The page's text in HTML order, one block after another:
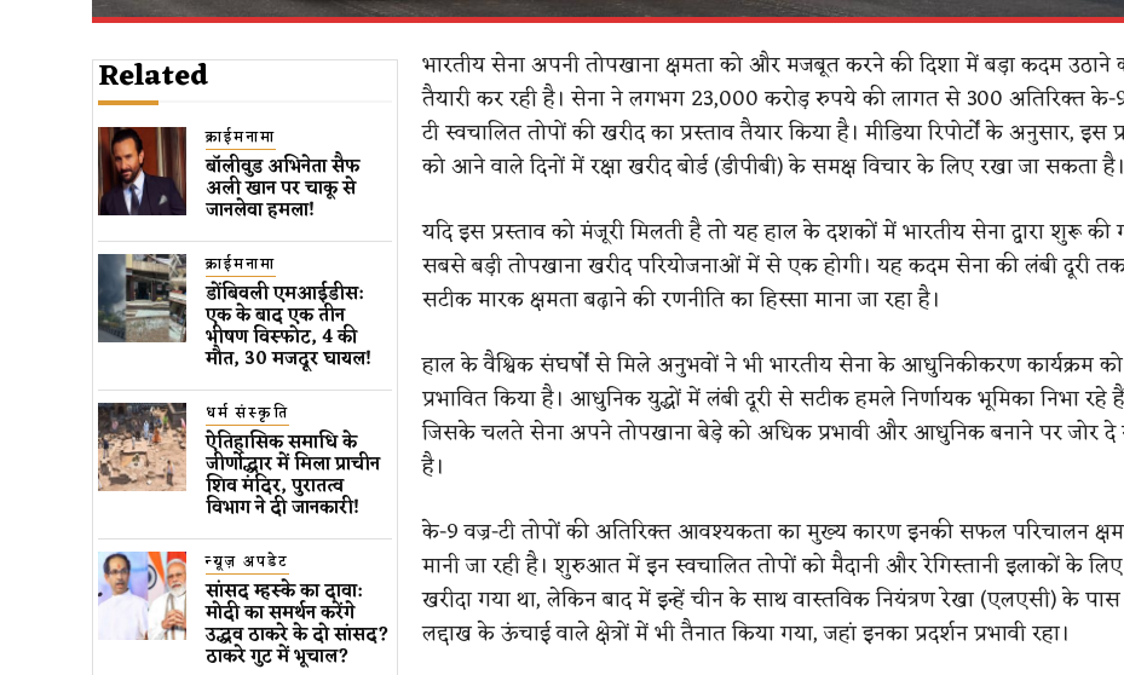
Related
क्राईमनामा
बॉलीवुड​ अभिनेता सैफ
अली खान पर चाकू से ​
जानलेवा हमला​!
क्राईमनामा
डोंबिवली एमआईडीस:
एक के बाद एक तीन
भीषण विस्फोट, 4 की
मौत, 30 मजदूर घायल!
धर्म संस्कृति
ऐतिहासिक समाधि के
जीर्णोद्धार में मिला प्राचीन
शिव मंदिर, पुरातत्व
विभाग ने दी जानकारी!
न्यूज़ अपडेट
सांसद म्हस्के का दावा:
मोदी का समर्थन करेंगे
उद्धव ठाकरे के दो सांसद?
ठाकरे गुट में भूचाल?
भारतीय सेना अपनी तोपखाना क्षमता को और मजबूत करने की दिशा में बड़ा कदम उठाने
तैयारी कर रही है। सेना ने लगभग 23,000 करोड़ रुपये की लागत से 300 अतिरिक्त के-
टी स्वचालित तोपों की खरीद का प्रस्ताव तैयार किया है। मीडिया रिपोर्टों के अनुसार, इस
को आने वाले दिनों में रक्षा खरीद बोर्ड (डीपीबी) के समक्ष विचार के लिए रखा जा सकता है।
यदि इस प्रस्ताव को मंजूरी मिलती है तो यह हाल के दशकों में भारतीय सेना द्वारा शुरू की
सबसे बड़ी तोपखाना खरीद परियोजनाओं में से एक होगी। यह कदम सेना की लंबी दूरी
सटीक मारक क्षमता बढ़ाने की रणनीति का हिस्सा माना जा रहा है।
हाल के वैश्विक संघर्षों से मिले अनुभवों ने भी भारतीय सेना के आधुनिकीकरण कार्यक्रम को
प्रभावित किया है। आधुनिक युद्धों में लंबी दूरी से सटीक हमले निर्णायक भूमिका निभा रहे
जिसके चलते सेना अपने तोपखाना बेड़े को अधिक प्रभावी और आधुनिक बनाने पर जोर दे
है।
के-9 वज्र-टी तोपों की अतिरिक्त आवश्यकता का मुख्य कारण इनकी सफल परिचालन
मानी जा रही है। शुरुआत में इन स्वचालित तोपों को मैदानी और रेगिस्तानी इलाकों के लिए
खरीदा गया था, लेकिन बाद में इन्हें चीन के साथ वास्तविक नियंत्रण रेखा (एलएसी) के पास
लद्दाख के ऊंचाई वाले क्षेत्रों में भी तैनात किया गया, जहां इनका प्रदर्शन प्रभावी रहा।